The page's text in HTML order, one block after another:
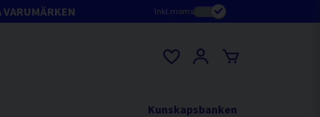
Inkl.moms
Kunskapsbanken